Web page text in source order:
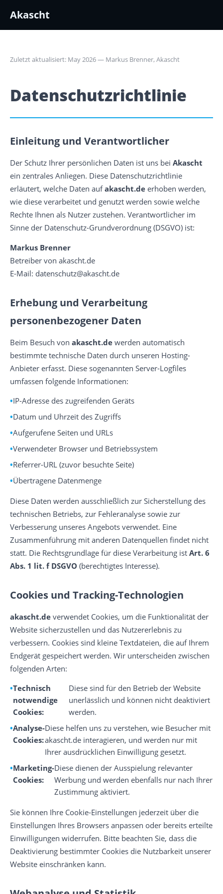
Akascht
Zuletzt aktualisiert: May 2026 — Markus Brenner, Akascht
Datenschutzrichtlinie
Einleitung und Verantwortlicher
Der Schutz Ihrer persönlichen Daten ist uns bei Akascht
ein zentrales Anliegen. Diese Datenschutzrichtlinie
erläutert, welche Daten aufakascht.de erhoben werden,
wie diese verarbeitet und genutzt werden sowie welche
Rechte Ihnen als Nutzer zustehen. Verantwortlicher im
Sinne der Datenschutz-Grundverordnung (DSGVO) ist:
Markus Brenner
Betreiber von akascht.de
E-Mail: datenschutz@akascht.de
Erhebung und Verarbeitung
personenbezogener Daten
Beim Besuch von akascht.de werden automatisch
bestimmte technische Daten durch unseren Hosting-
Anbieter erfasst. Diese sogenannten Server-Logfiles
umfassen folgende Informationen:
IP-Adresse des zugreifenden Geräts
Datum und Uhrzeit des Zugriffs
Aufgerufene Seiten und URLs
Verwendeter Browser und Betriebssystem
Referrer-URL (zuvor besuchte Seite)
Übertragene Datenmenge
Diese Daten werden ausschließlich zur Sicherstellung des
technischen Betriebs, zur Fehleranalyse sowie zur
Verbesserung unseres Angebots verwendet. Eine
Zusammenführung mit anderen Datenquellen findet nicht
statt. Die Rechtsgrundlage für diese Verarbeitung ist Art. 6
Abs. 1 lit. f DSGVO (berechtigtes Interesse).
Cookies und Tracking-Technologien
akascht.de verwendet Cookies, um die Funktionalität der
Website sicherzustellen und das Nutzererlebnis zu
verbessern. Cookies sind kleine Textdateien, die auf Ihrem
Endgerät gespeichert werden. Wir unterscheiden zwischen
folgenden Arten:
Technisch
notwendige
Cookies:
Diese sind für den Betrieb der Website
unerlässlich und können nicht deaktiviert
werden.
Analyse-
Cookies:
Diese helfen uns zu verstehen, wie Besucher mit
akascht.de interagieren, und werden nur mit
Ihrer ausdrücklichen Einwilligung gesetzt.
Marketing-
Cookies:
Diese dienen der Ausspielung relevanter
Werbung und werden ebenfalls nur nach Ihrer
Zustimmung aktiviert.
Sie können Ihre Cookie-Einstellungen jederzeit über die
Einstellungen Ihres Browsers anpassen oder bereits erteilte
Einwilligungen widerrufen. Bitte beachten Sie, dass die
Deaktivierung bestimmter Cookies die Nutzbarkeit unserer
Website einschränken kann.